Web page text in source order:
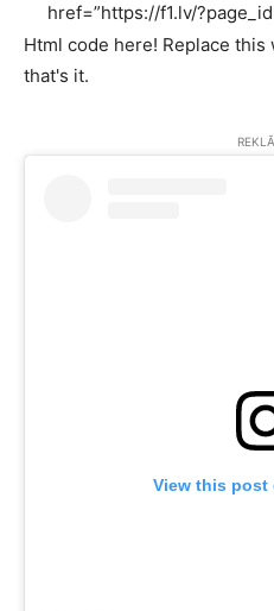
href=”https://f1.lv/
Html code here! Replace
that's it.
View this post